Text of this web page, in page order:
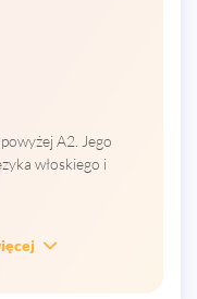
A2. Jego
włoskiego i